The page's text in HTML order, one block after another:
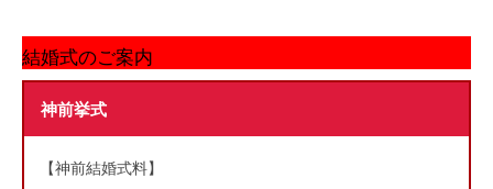
結婚式のご案内
神前挙式
【神前結婚式料】